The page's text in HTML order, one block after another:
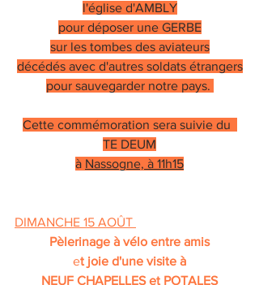
l'église d'AMBLY
pour déposer une GERBE
sur les tombes des aviateurs
décédés avec d'autres soldats étrangers
pour sauvegarder notre pays.
Cette commémoration sera suivie du
TE DEUM
à Nassogne, à 11h15
DIMANCHE 15 AOÛT
Pèlerinage à vélo entre amis
et joie d'une visite à
NEUF CHAPELLES et POTALES